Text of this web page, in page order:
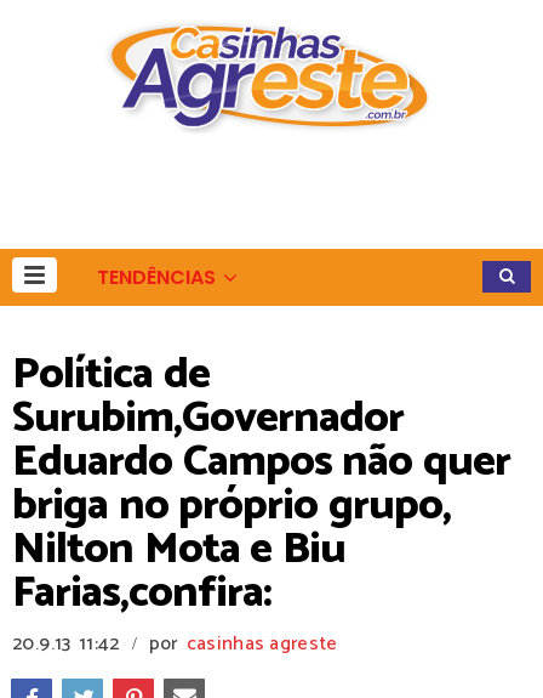
TENDÊNCIAS
Política de
Surubim,Governador
Eduardo Campos não quer
briga no próprio grupo,
Nilton Mota e Biu
Farias,confira:
20.9.13 11:42 / por casinhas agreste